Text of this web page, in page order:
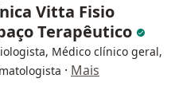
Vitta Fisio
Terapêutico
Médico clínico geral,
· Mais